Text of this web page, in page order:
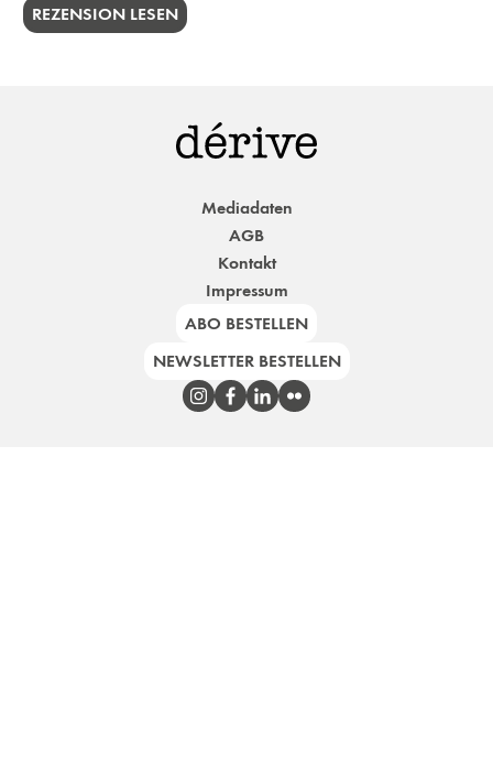
REZENSION LESEN
Mediadaten
AGB
Kontakt
Impressum
ABO BESTELLEN
NEWSLETTER BESTELLEN